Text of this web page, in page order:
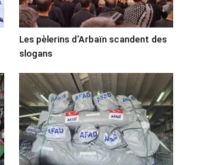
Les pèlerins d’Arbaïn scandent des
slogans